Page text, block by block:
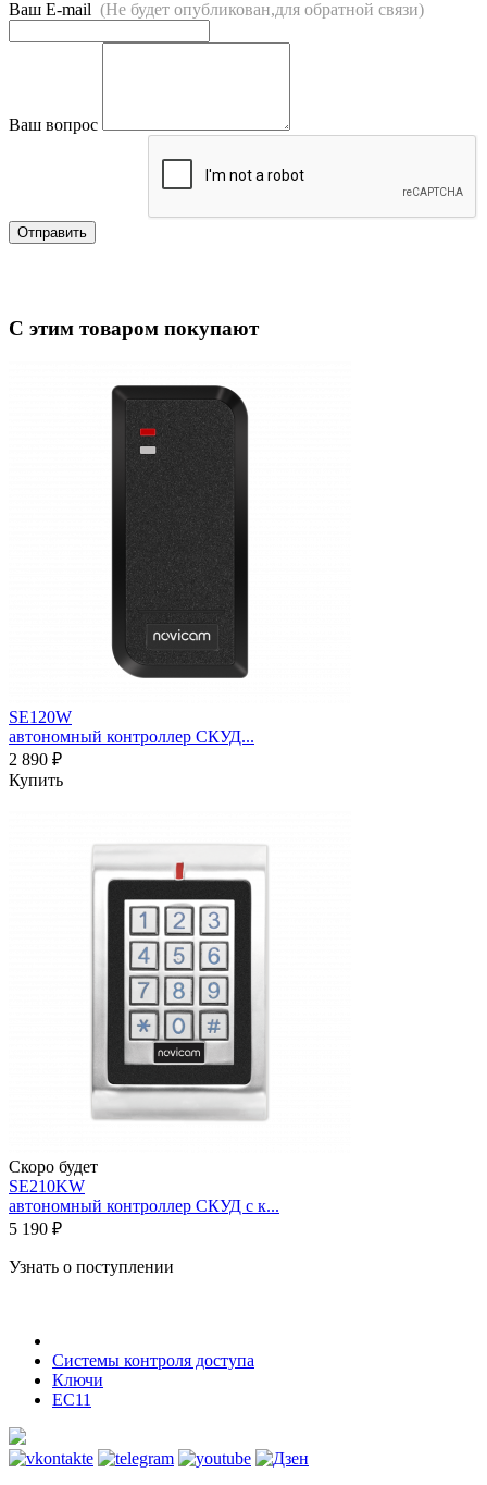
Ваш E-mail (Не будет опубликован,для обратной связи)
Ваш вопрос
Отправить
С этим товаром покупают
SE120W
автономный контроллер СКУД...
2 890 ₽
Купить
Скоро будет
SE210KW
автономный контроллер СКУД с к...
5 190 ₽
Узнать о поступлении
Системы контроля доступа
Ключи
EC11